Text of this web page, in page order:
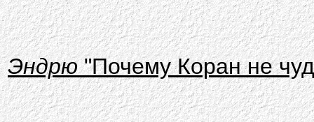
Эндрю"Почему Коран не